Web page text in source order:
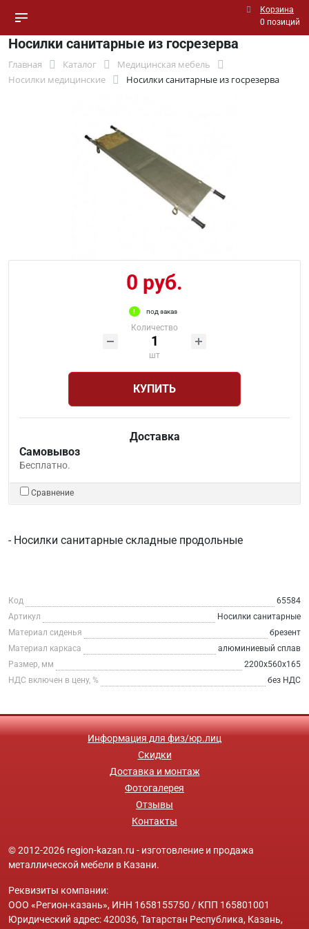
Корзина
0 позиций
Носилки санитарные из госрезерва
Главная Каталог
Медицинская мебель
Носилки медицинские
Носилки санитарные из госрезерва
0 руб.
под заказ
Количество
шт
КУПИТЬ
Доставка
Самовывоз
Бесплатно.
Сравнение
- Носилки санитарные складные продольные
Код
65584
Артикул
Носилки санитарные
Материал сиденья
брезент
Материал каркаса
алюминиевый сплав
Размер, мм
2200x560x165
НДС включен в цену, %
без НДС
Информация для физ/юр.лиц
Скидки
Доставка и монтаж
Фотогалерея
Отзывы
Контакты
© 2012-2026 region-kazan.ru - изготовление и продажа
металлической мебели в Казани.
Реквизиты компании:
ООО «Регион-казань», ИНН 1658155750 / КПП 165801001
Юридический адрес: 420036, Татарстан Республика, Казань,